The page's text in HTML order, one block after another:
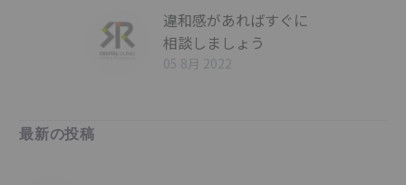
違和感があればすぐに
相談しましょう
05 8月 2022
最新の投稿